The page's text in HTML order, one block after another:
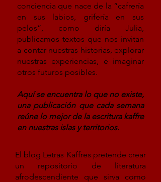
conciencia que nace de la “cafrería
en sus labios, grifería en sus
pelos”, como diría Julia,
publicamos textos que nos invitan
a contar nuestras historias, explorar
nuestras experiencias, e imaginar
otros futuros posibles.
Aquí se encuentra lo que no existe,
una publicación que cada semana
reúne lo mejor de la escritura kaffre
en nuestras islas y territorios.
El blog Letras Kaffres pretende crear
un repositorio de literatura
afrodescendiente que sirva como